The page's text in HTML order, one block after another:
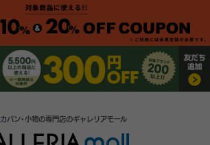
カバン・小物の専門店のギャレリアモール